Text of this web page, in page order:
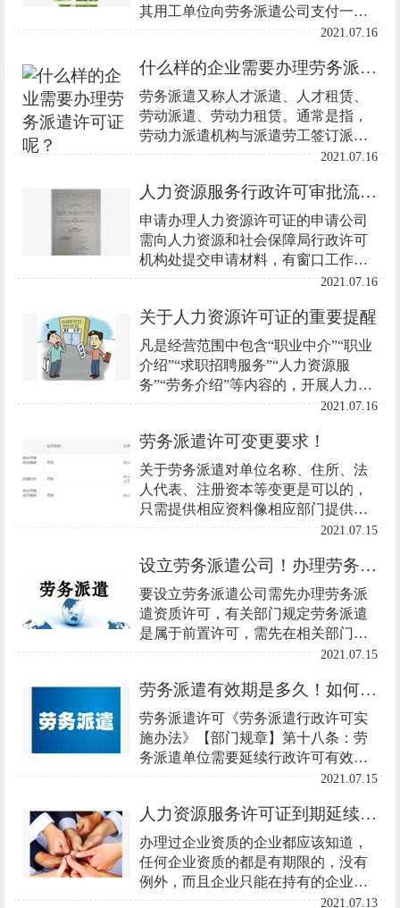
其用工单位向劳务派遣公司支付一笔
服务费用的一种新型的用人方式，是
2021.07.16
什么样的企业需要办理劳务派遣许可证呢？
劳务派遣又称人才派遣、人才租赁、
劳动派遣、劳动力租赁。通常是指，
劳动力派遣机构与派遣劳工签订派遣
契约，在得到派遣劳工同意后，使其
2021.07.16
人力资源服务行政许可审批流程图
申请办理人力资源许可证的申请公司
需向人力资源和社会保障局行政许可
机构处提交申请材料，有窗口工作人
员根据业务的办理指导审查申请公司
交有误或不齐全
2021.07.16
关于人力资源许可证的重要提醒
凡是经营范围中包含“职业中介”“职业
介绍”“求职招聘服务”“人力资源服
务”“劳务介绍”等内容的，开展人力资
源服务相关业务的企业，最必不可少
务许可证。
2021.07.16
劳务派遣许可变更要求！
关于劳务派遣对单位名称、住所、法
人代表、注册资本等变更是可以的，
只需提供相应资料像相应部门提供申
请就可以。
2021.07.15
设立劳务派遣公司！办理劳务派遣许可要求！
要设立劳务派遣公司需先办理劳务派
遣资质许可，有关部门规定劳务派遣
是属于前置许可，需先在相关部门办
理完成后工商行政部门才会受理注册
2021.07.15
劳务派遣有效期是多久！如何续期！
劳务派遣许可《劳务派遣行政许可实
施办法》【部门规章】第十八条：劳
务派遣单位需要延续行政许可有效期
的，应当在有效期届满60日前向许可
2021.07.15
人力资源服务许可证到期延续怎么办理？
办理过企业资质的企业都应该知道，
任何企业资质的都是有期限的，没有
例外，而且企业只能在持有的企业资
质有效期内才能合法经营，超过有效
2021.07.13